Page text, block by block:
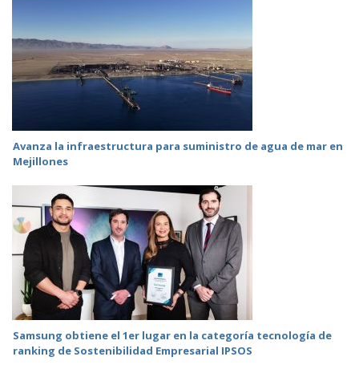
Avanza la infraestructura para suministro de agua de mar en
Mejillones
Samsung obtiene el 1er lugar en la categoría tecnología de
ranking de Sostenibilidad Empresarial IPSOS